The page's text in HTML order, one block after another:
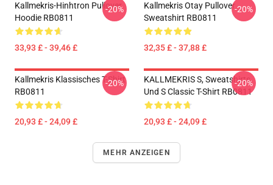
Kallmekris-Hinhtron Pullover
Hoodie RB0811
33,93 £ - 39,46 £
-20%
Kallmekris Otay Pullover
Sweatshirt RB0811
32,35 £ - 37,88 £
-20%
Kallmekris Klassisches T-Shirt
RB0811
20,93 £ - 24,09 £
-20%
KALLMEKRIS S, Sweatshirts
Und S Classic T-Shirt RB0811
20,93 £ - 24,09 £
-20%
MEHR ANZEIGEN